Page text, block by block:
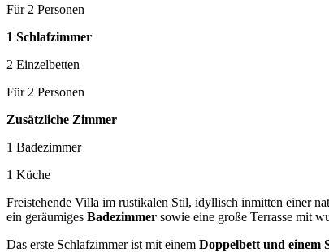
Für 2 Personen
1 Schlafzimmer
2 Einzelbetten
Für 2 Personen
Zusätzliche Zimmer
1 Badezimmer
1 Küche
Freistehende Villa im rustikalen Stil, idyllisch inmitten einer
ein geräumiges Badezimmer sowie eine große Terrasse mit
Das erste Schlafzimmer ist mit einem Doppelbett und einem